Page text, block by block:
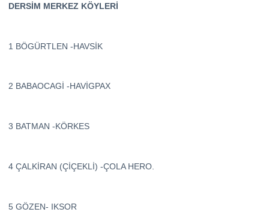
DERSİM MERKEZ KÖYLERİ
1 BÖGÜRTLEN -HAVSİK
2 BABAOCAGİ -HAVİGPAX
3 BATMAN -KÖRKES
4 ÇALKİRAN (ÇİÇEKLİ) -ÇOLA HERO.
5 GÖZEN- IKSOR